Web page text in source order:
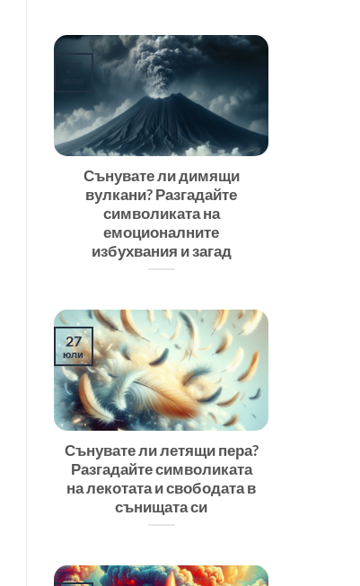
Сънувате ли димящи
вулкани? Разгадайте
символиката на
емоционалните
избухвания и загад
Сънувате ли летящи пера?
Разгадайте символиката
на лекотата и свободата в
сънищата си
27
юли